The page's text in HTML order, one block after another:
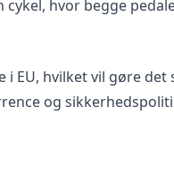
hvor begge
EU, hvilket vil gøre
og